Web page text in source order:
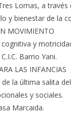
Lomas, a
y bienestar de la
MOVIMIENTO
y
Barrio Yani.
LAS INFANCIAS
la última salita
y sociales.
Marcaida.